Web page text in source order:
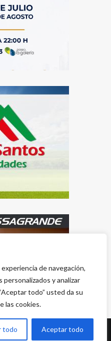
de navegación,
y analizar
todo” usted da su
las cookies.
todo Aceptar todo
por